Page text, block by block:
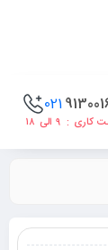
021
: ۹ الی ۱۸